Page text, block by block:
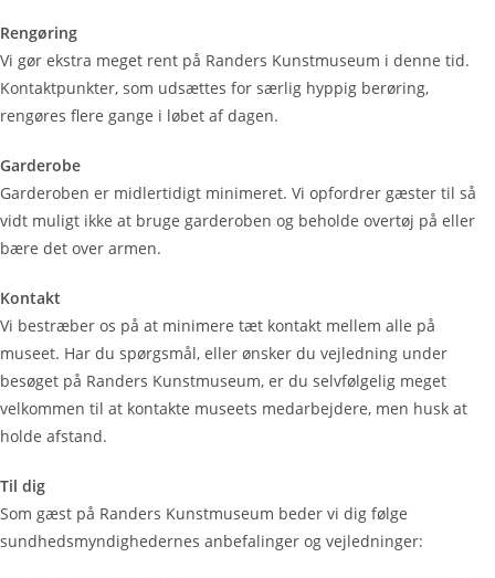
Rengøring
Vi gør ekstra meget rent på Randers Kunstmuseum i denne tid.
Kontaktpunkter, som udsættes for særlig hyppig berøring,
rengøres flere gange i løbet af dagen.
Garderobe
Garderoben er midlertidigt minimeret. Vi opfordrer gæster til så
vidt muligt ikke at bruge garderoben og beholde overtøj på eller
bære det over armen.
Kontakt
Vi bestræber os på at minimere tæt kontakt mellem alle på
museet. Har du spørgsmål, eller ønsker du vejledning under
besøget på Randers Kunstmuseum, er du selvfølgelig meget
velkommen til at kontakte museets medarbejdere, men husk at
holde afstand.
Til dig
Som gæst på Randers Kunstmuseum beder vi dig følge
sundhedsmyndighedernes anbefalinger og vejledninger: